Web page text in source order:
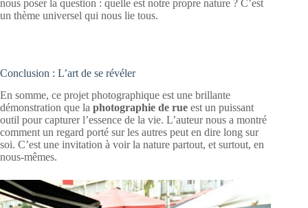
nous poser la question : quelle est notre propre nature ? C’est
un thème universel qui nous lie tous.
Conclusion : L’art de se révéler
En somme, ce projet photographique est une brillante
démonstration que la photographie de rue est un puissant
outil pour capturer l’essence de la vie. L’auteur nous a montré
comment un regard porté sur les autres peut en dire long sur
soi. C’est une invitation à voir la nature partout, et surtout, en
nous-mêmes.